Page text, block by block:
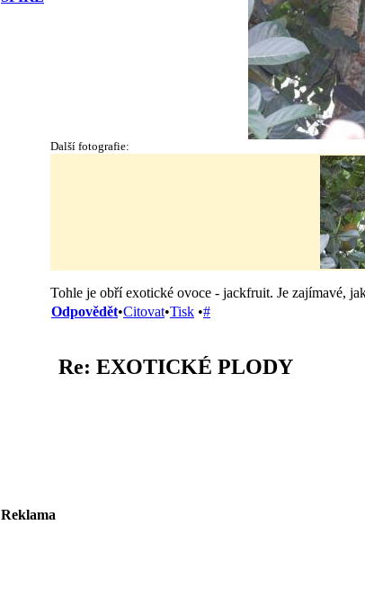
Další fotografie:
Tohle je obří exotické ovoce - jackfruit. Je zajímavé,
Odpovědět•Citovat•Tisk •#
Reklama
Re: EXOTICKÉ PLODY